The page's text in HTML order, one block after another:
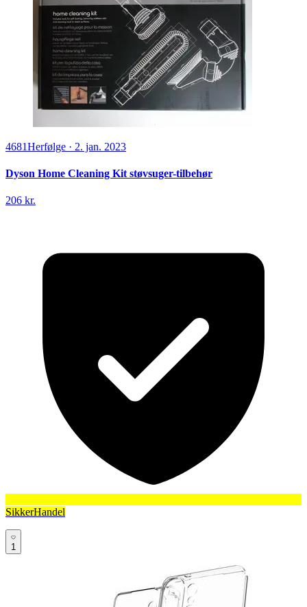
4681Herfølge · 2. jan. 2023
Dyson Home Cleaning Kit støvsuger-tilbehør
206 kr.
SikkerHandel
1